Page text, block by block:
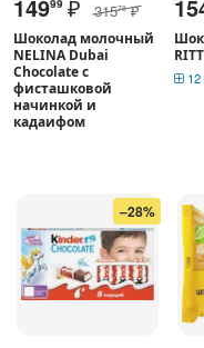
14999 ₽ 31578 ₽
Шоколад молочный
NELINA Dubai
Chocolate с
фисташковой
начинкой и
кадаифом
–28%